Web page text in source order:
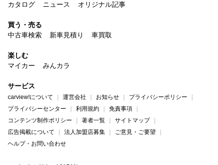
カタログ
ニュース オリジナル記事
買う・売る
中古車検索
新車見積り 車買取
楽しむ
マイカー
みんカラ
サービス
carview!について 運営会社 お知らせ
プライバシーポリシー
プライバシーセンター
利用規約
免責事項
コンテンツ制作ポリシー
著者一覧
サイトマップ
広告掲載について
法人加盟店募集
ご意見・ご要望
ヘルプ・お問い合わせ